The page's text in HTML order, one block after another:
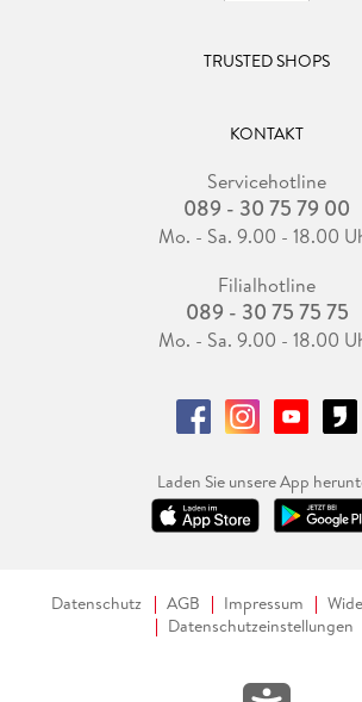
TRUSTED SHOPS
KONTAKT
Servicehotline
089 - 30 75 79 00
Mo. - Sa. 9.00 - 18.00
Filialhotline
089 - 30 75 75 75
Mo. - Sa. 9.00 - 18.00
Laden Sie unsere App
Datenschutz AGB Impressum
Datenschutzeinstellungen